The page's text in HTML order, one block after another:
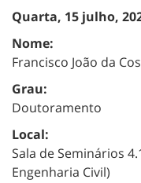
Quarta, 15 julho,
Nome:
Francisco João da
Grau:
Doutoramento
Local:
Sala de Seminários
Engenharia Civil)